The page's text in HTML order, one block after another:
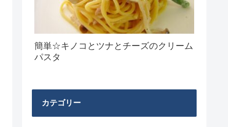
簡単☆キノコとツナとチーズのクリーム
パスタ
カテゴリー